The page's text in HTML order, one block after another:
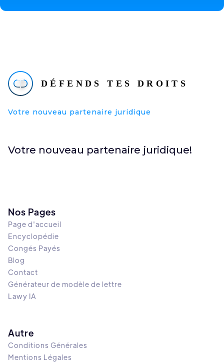
Votre nouveau partenaire juridique
Votre nouveau partenaire juridique!
Nos Pages
Page d'accueil
Encyclopédie
Congés Payés
Blog
Contact
Générateur de modèle de lettre
Lawy IA
Autre
Conditions Générales
Mentions Légales